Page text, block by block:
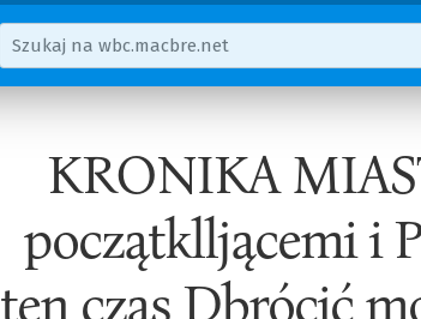
KRONIKA
początklljącemi i
ten czas Dbrócić